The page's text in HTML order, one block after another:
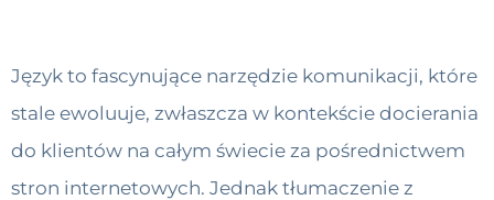
Język to fascynujące narzędzie komunikacji, które
stale ewoluuje, zwłaszcza w kontekście docierania
do klientów na całym świecie za pośrednictwem
stron internetowych. Jednak tłumaczenie z